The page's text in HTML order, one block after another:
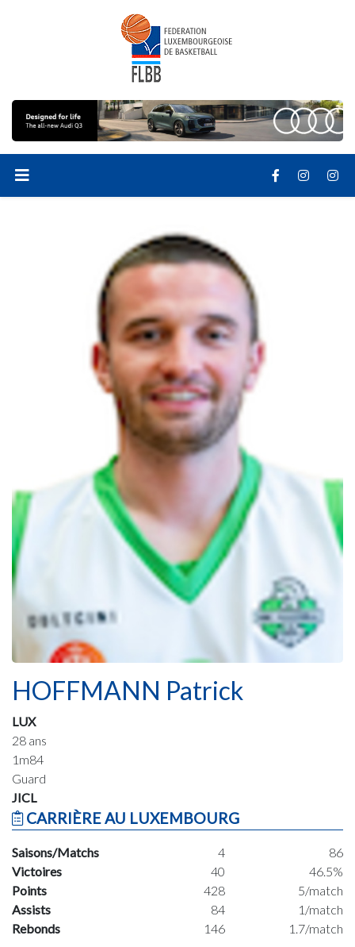
HOFFMANN Patrick
LUX
28 ans
1m84
Guard
JICL
CARRIÈRE AU LUXEMBOURG
Saisons/Matchs 4
86
Victoires
40
46.5%
Points
428
5/match
Assists
84
1/match
Rebonds
146 1.7/match